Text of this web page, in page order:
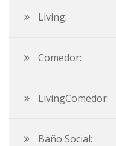
Living:
Comedor:
LivingComedor:
Baño Social: